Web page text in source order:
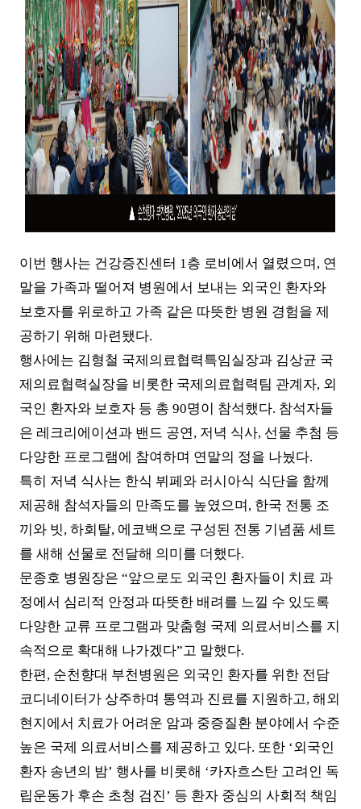
이번 행사는 건강증진센터 1층 로비에서 열렸으며 , 연
말을 가족과 떨어져 병원에서 보내는 외국인 환자와
보호자를 위로하고 가족 같은 따뜻한 병원 경험을 제
공하기 위해 마련됐다.
행사에는 김형철 국제의료협력특임실장과 김상균 국
제의료협력실장을 비롯한 국제의료협력팀 관계자, 외
국인 환자와 보호자 등 총 90명이 참석했다. 참석자들
은 레크리에이션과 밴드 공연, 저녁 식사, 선물 추첨 등
다양한 프로그램에 참여하며 연말의 정을 나눴다.
특히 저녁 식사는 한식 뷔페와 러시아식 식단을 함께
제공해 참석자들의 만족도를 높였으며 , 한국 전통 조
끼와 빗, 하회탈, 에코백으로 구성된 전통 기념품 세트
를 새해 선물로 전달해 의미를 더했다.
문종호 병원장은 “앞으로도 외국인 환자들이 치료 과
정에서 심리적 안정과 따뜻한 배려를 느낄 수 있도록
다양한 교류 프로그램과 맞춤형 국제 의료서비스를 지
속적으로 확대해 나가겠다”고 말했다.
한편, 순천향대 부천병원은 외국인 환자를 위한 전담
코디네이터가 상주하며 통역과 진료를 지원하고, 해외
현지에서 치료가 어려운 암과 중증질환 분야에서 수준
높은 국제 의료서비스를 제공하고 있다. 또한 ‘외국인
환자 송년의 밤’ 행사를 비롯해 ‘카자흐스탄 고려인 독
립운동가 후손 초청 검진’ 등 환자 중심의 사회적 책임